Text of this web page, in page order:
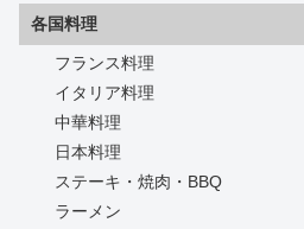
各国料理
フランス料理
イタリア料理
中華料理
日本料理
ステーキ・焼肉・BBQ
ラーメン